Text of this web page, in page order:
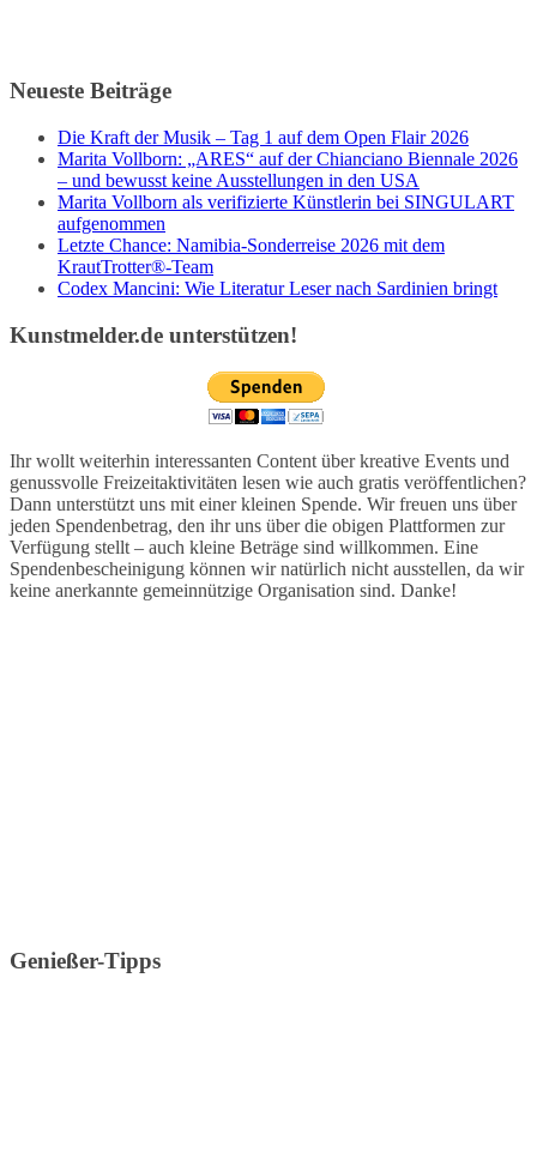
Neueste Beiträge
Die Kraft der Musik – Tag 1 auf dem Open Flair 2026
Marita Vollborn: „ARES“ auf der Chianciano Biennale 2026
– und bewusst keine Ausstellungen in den USA
Marita Vollborn als verifizierte Künstlerin bei SINGULART
aufgenommen
Letzte Chance: Namibia-Sonderreise 2026 mit dem
KrautTrotter®-Team
Codex Mancini: Wie Literatur Leser nach Sardinien bringt
Kunstmelder.de unterstützen!
Ihr wollt weiterhin interessanten Content über kreative Events und
genussvolle Freizeitaktivitäten lesen wie auch gratis veröffentlichen?
Dann unterstützt uns mit einer kleinen Spende. Wir freuen uns über
jeden Spendenbetrag, den ihr uns über die obigen Plattformen zur
Verfügung stellt – auch kleine Beträge sind willkommen. Eine
Spendenbescheinigung können wir natürlich nicht ausstellen, da wir
keine anerkannte gemeinnützige Organisation sind. Danke!
Genießer-Tipps